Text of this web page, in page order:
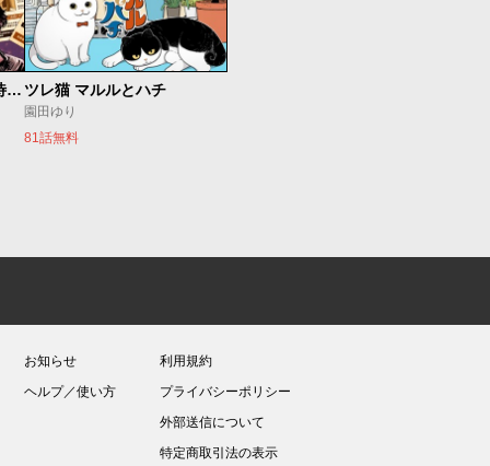
今夜もシリアルキラーと待ち合わせ ツレ猫 マルルとハチ
園田ゆり
81話無料
お知らせ
ヘルプ／使い方
利用規約
プライバシーポリシー
外部送信について
特定商取引法の表示